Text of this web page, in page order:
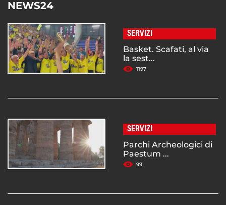
NEWS24
SERVIZI
Basket. Scafati, al via
la sest...
1197
SERVIZI
Parchi Archeologici di
Paestum ...
99